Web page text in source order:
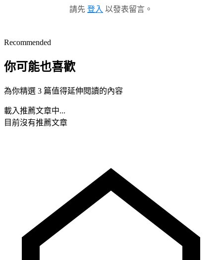
請先 登入 以發表留言。
Recommended
你可能也喜歡
為你精選 3 篇值得延伸閱讀的內容
載入推薦文章中...
目前沒有推薦文章